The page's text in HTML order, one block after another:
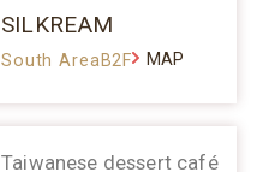
SILKREAM
South AreaB2F MAP
Taiwanese dessert café